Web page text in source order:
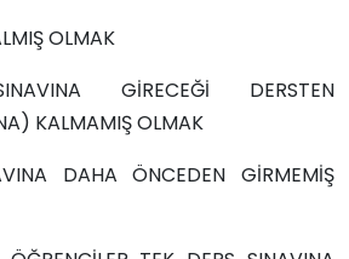
OLMAK
GİRECEĞİ DERSTEN
KALMAMIŞ OLMAK
DAHA ÖNCEDEN GİRMEMİŞ